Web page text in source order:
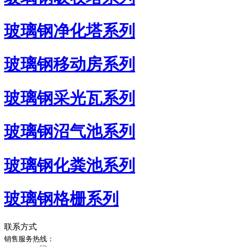
玻璃钢净化塔系列
玻璃钢移动房系列
玻璃钢采光瓦系列
玻璃钢沼气池系列
玻璃钢化粪池系列
玻璃钢格栅系列
联系方式
销售服务热线：